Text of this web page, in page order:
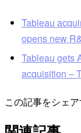
Tableau
opens new
Tableau gets
acquisition –
この記事をシェ